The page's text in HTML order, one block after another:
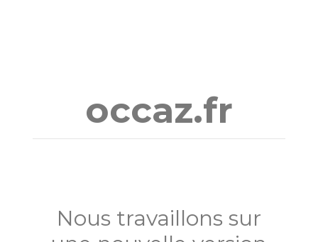
occaz.fr
Nous travaillons sur